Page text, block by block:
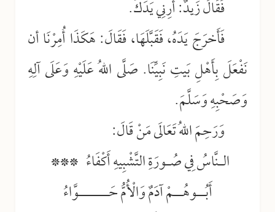
فَقَالَ زَيدٌ: أَرِنِي يَدَكَ.
فَأَخرَجَ يَدَهُ، فَقَبَّلَهَا، فَقَالَ: هَكَذَا أُمِرْنَا أن
نَفْعَلَ بِأَهْلِ بَيتِ نَبِيِّنَا. صَلَّى اللهُ عَلَيْهِ وَعَلَى آلِهِ
وَصَحْبِهِ وَسَلَّمَ.
وَرَحِمَ اللهُ تَعَالَى مَنْ قَالَ:
الـنَّاسُ فِي صُـورَةِ التَّشْبِيهِ أَكْفَاءُ ***
أَبُــوهُــمْ آدَمٌ وَالْأُمُّ حَـــــــوَّاءُ